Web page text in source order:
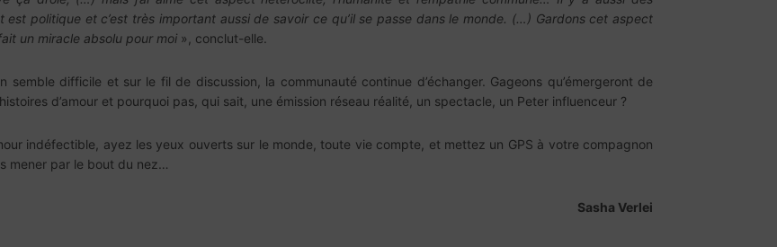
politique et c’est très important aussi de savoir ce qu’il se passe dans le monde. (…) Gardons cet aspect
un miracle absolu pour moi », conclut-elle.
semble difficile et sur le fil de discussion, la communauté continue d’échanger. Gageons qu’émergeront de
d’amour et pourquoi pas, qui sait, une émission réseau réalité, un spectacle, un Peter influenceur ?
indéfectible, ayez les yeux ouverts sur le monde, toute vie compte, et mettez un GPS à votre compagnon
mener par le bout du nez…
Sasha Verlei